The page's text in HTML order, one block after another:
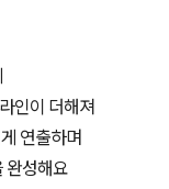
인이 더해져
연출하며
완성해요